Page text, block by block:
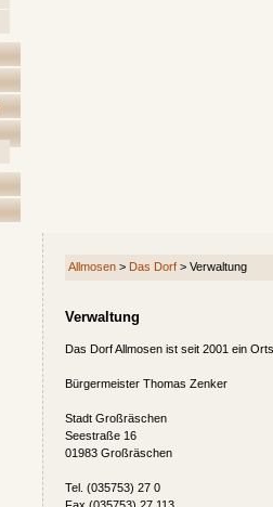
Allmosen > Das Dorf > Verwaltung
Verwaltung
Das Dorf Allmosen ist seit 2001 ein
Bürgermeister Thomas Zenker
Stadt Großräschen
Seestraße 16
01983 Großräschen
Tel. (035753) 27 0